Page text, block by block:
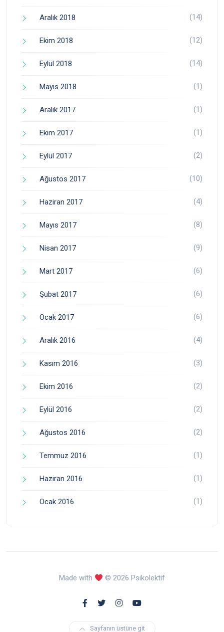
Aralık 2018 (14)
Ekim 2018 (12)
Eylül 2018 (14)
Mayıs 2018 (1)
Aralık 2017 (1)
Ekim 2017 (1)
Eylül 2017 (2)
Ağustos 2017 (10)
Haziran 2017 (4)
Mayıs 2017 (8)
Nisan 2017 (9)
Mart 2017 (6)
Şubat 2017 (6)
Ocak 2017 (6)
Aralık 2016 (4)
Kasım 2016 (3)
Ekim 2016 (2)
Eylül 2016 (2)
Ağustos 2016 (2)
Temmuz 2016 (1)
Haziran 2016 (1)
Ocak 2016 (1)
Made with © 2026 Psikolektif
Sayfanın üstüne git